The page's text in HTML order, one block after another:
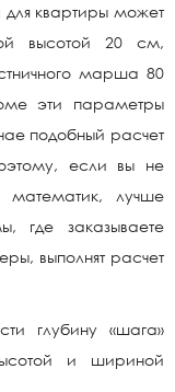
квартиры может
высотой 20 см,
марша 80
эти параметры
подобный расчет
если вы не
математик, лучше
где заказываете
выполнят расчет
глубину «шага»
и шириной